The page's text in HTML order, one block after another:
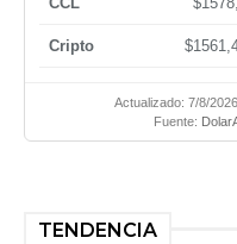
Cripto
Actualizado: 7/8/
Fuente:
TENDENCIA